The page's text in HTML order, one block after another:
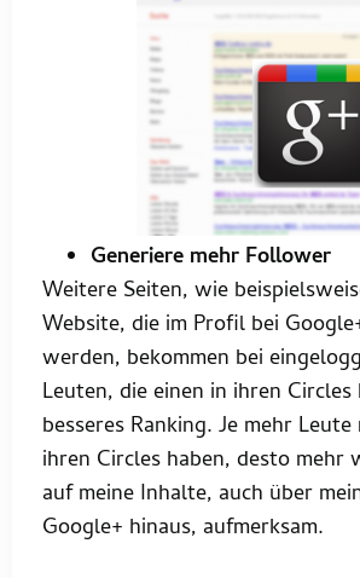
Generiere mehr Follower
Weitere Seiten, wie
Website, die im Profil bei
werden, bekommen bei
Leuten, die einen in ihren Circles
besseres Ranking. Je mehr
ihren Circles haben, desto mehr
auf meine Inhalte, auch über
Google+ hinaus, aufmerksam.